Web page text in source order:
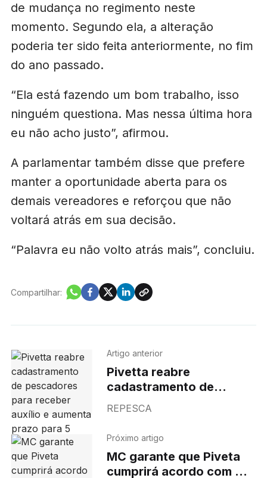
de mudança no regimento neste
momento. Segundo ela, a alteração
poderia ter sido feita anteriormente, no fim
do ano passado.
“Ela está fazendo um bom trabalho, isso
ninguém questiona. Mas nessa última hora
eu não acho justo”, afirmou.
A parlamentar também disse que prefere
manter a oportunidade aberta para os
demais vereadores e reforçou que não
voltará atrás em sua decisão.
“Palavra eu não volto atrás mais”, concluiu.
Compartilhar:
Artigo anterior
Pivetta reabre
cadastramento de
pescadores para receber
auxílio e aumenta prazo
para 5 anos
REPESCA
Próximo artigo
MC garante que Piveta
cumprirá acordo com AL